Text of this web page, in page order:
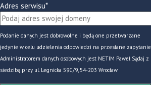
Adres serwisu*
Podanie danych jest dobrowolne i będą one przetwarzane
jedynie w celu udzielenia odpowiedzi na przesłane zapytanie.
Administratorem danych osobowych jest NETIM Paweł Sądaj z
siedzibą przy ul. Legnicka 59C/9, 54-203 Wrocław